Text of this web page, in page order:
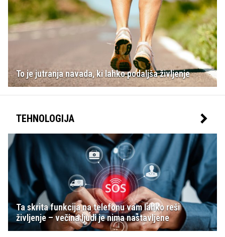
To je jutranja navada, ki lahko podaljša življenje
TEHNOLOGIJA
Ta skrita funkcija na telefonu vam lahko reši
življenje – večina ljudi je nima nastavljene